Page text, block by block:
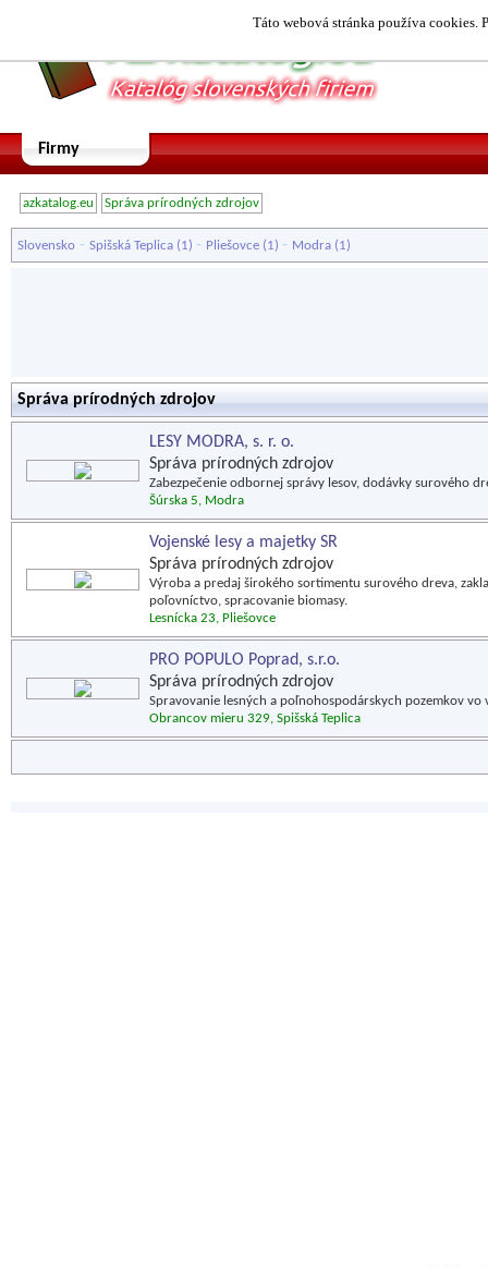
Táto webová stránka používa cookies.
Firmy
azkatalog.eu Správa prírodných zdrojov
Slovensko - Spišská Teplica (1) - Pliešovce (1) - Modra (1)
Správa prírodných zdrojov
LESY MODRA, s. r. o.
Správa prírodných zdrojov
Zabezpečenie odbornej správy lesov, dodávky surového
Šúrska 5, Modra
Vojenské lesy a majetky SR
Správa prírodných zdrojov
Výroba a predaj širokého sortimentu surového dreva,
poľovníctvo, spracovanie biomasy.
Lesnícka 23, Pliešovce
PRO POPULO Poprad, s.r.o.
Správa prírodných zdrojov
Spravovanie lesných a poľnohospodárskych pozemkov
Obrancov mieru 329, Spišská Teplica